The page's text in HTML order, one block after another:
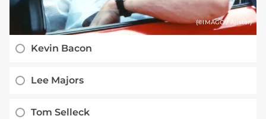
(©IMAGO / Allstar)
Kevin Bacon
Lee Majors
Tom Selleck